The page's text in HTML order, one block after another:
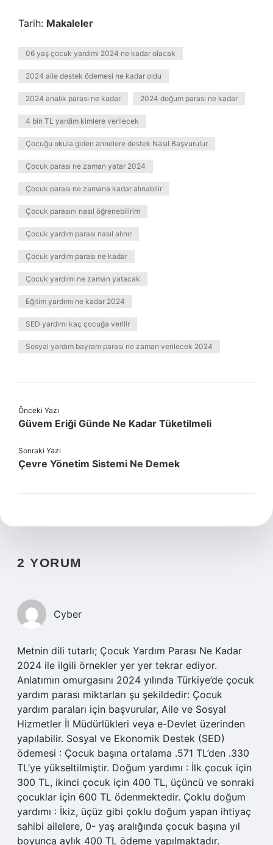
Tarih: Makaleler
06 yaş çocuk yardımı 2024 ne kadar olacak
2024 aile destek ödemesi ne kadar oldu
2024 analık parası ne kadar 2024 doğum parası ne kadar
4 bin TL yardim kimlere verilecek
Çocuğu okula giden annelere destek Nasıl Başvurulur
Çocuk parası ne zaman yatar 2024
Çocuk parası ne zamana kadar alınabilir
Çocuk parasını nasıl öğrenebilirim
Çocuk yardım parası nasıl alınır
Çocuk yardım parası ne kadar
Çocuk yardımı ne zaman yatacak
Eğitim yardımı ne kadar 2024
SED yardımı kaç çocuğa verilir
Sosyal yardım bayram parası ne zaman verilecek 2024
Önceki Yazı
Güvem Eriği Günde Ne Kadar Tüketilmeli
Sonraki Yazı
Çevre Yönetim Sistemi Ne Demek
2 YORUM
Cyber
Metnin dili tutarlı; Çocuk Yardım Parası Ne Kadar
2024 ile ilgili örnekler yer yer tekrar ediyor.
Anlatımın omurgasını 2024 yılında Türkiye’de çocuk
yardım parası miktarları şu şekildedir: Çocuk
yardım paraları için başvurular, Aile ve Sosyal
Hizmetler İl Müdürlükleri veya e-Devlet üzerinden
yapılabilir. Sosyal ve Ekonomik Destek (SED)
ödemesi : Çocuk başına ortalama .571 TL’den .330
TL’ye yükseltilmiştir. Doğum yardımı : İlk çocuk için
300 TL, ikinci çocuk için 400 TL, üçüncü ve sonraki
çocuklar için 600 TL ödenmektedir. Çoklu doğum
yardımı : İkiz, üçüz gibi çoklu doğum yapan ihtiyaç
sahibi ailelere, 0- yaş aralığında çocuk başına yıl
boyunca aylık 400 TL ödeme yapılmaktadır.